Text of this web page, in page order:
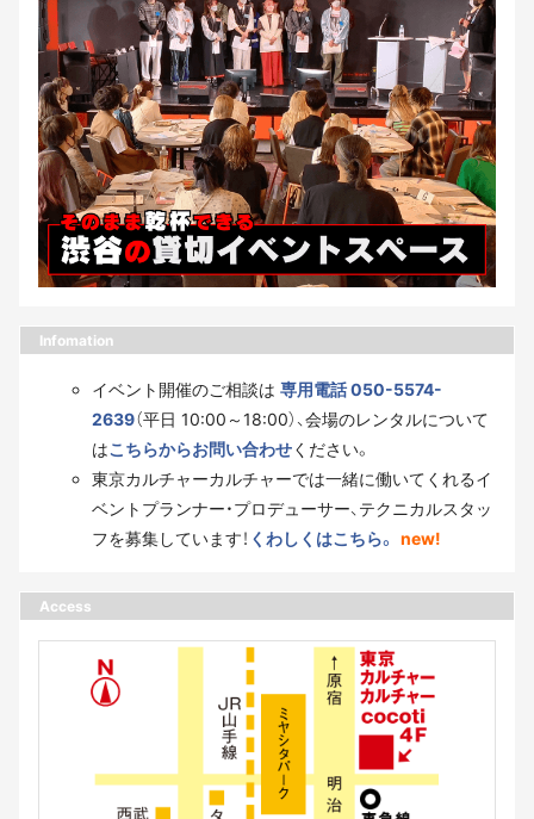
Infomation
イベント開催のご相談は 専用電話 050-5574-
2639（平日 10:00～18:00）、会場のレンタルについて
はこちらからお問い合わせください。
東京カルチャーカルチャーでは一緒に働いてくれるイ
ベントプランナー・プロデューサー、テクニカルスタッ
フを募集しています！ くわしくはこちら。 new!
Access